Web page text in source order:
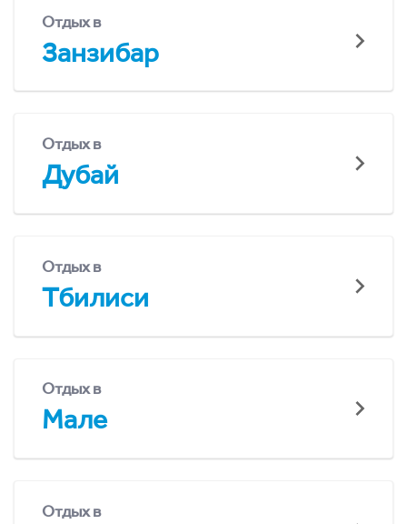
Отдых в
Занзибар
Отдых в
Дубай
Отдых в
Тбилиси
Отдых в
Мале
Отдых в